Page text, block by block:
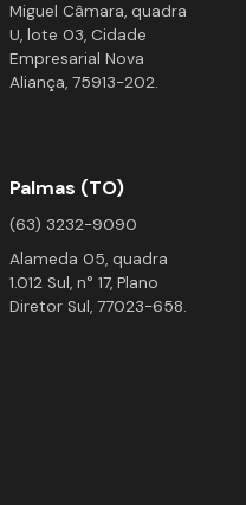
Miguel Câmara, quadra
U, lote 03, Cidade
Empresarial Nova
Aliança, 75913-202.
Palmas (TO)
(63) 3232-9090
Alameda 05, quadra
1.012 Sul, n° 17, Plano
Diretor Sul, 77023-658.